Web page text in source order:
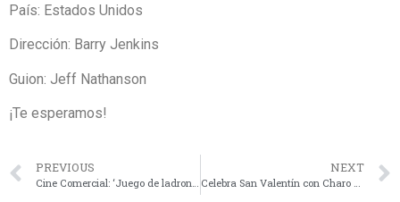
País: Estados Unidos
Dirección: Barry Jenkins
Guion: Jeff Nathanson
¡Te esperamos!
PREVIOUS
Cine Comercial: ‘Juego de ladrones: Pantera’
NEXT
Celebra San Valentín con Charo Jaular